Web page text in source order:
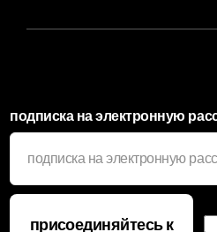
Заявка Дилера
подписка на электронную
присоединяйтесь к